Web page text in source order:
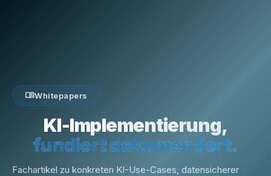
menu_bookWhitepapers
KI-Implementierung,
fundiert dokumentiert.
Fachartikel zu konkreten KI-Use-Cases, datensicherer